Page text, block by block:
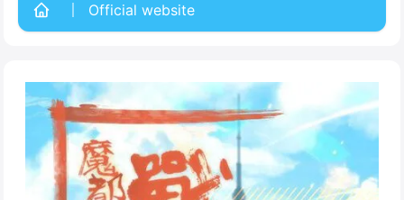
Official website